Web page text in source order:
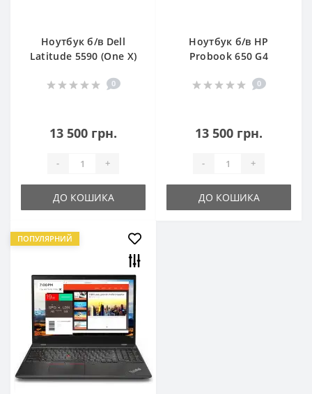
Ноутбук б/в Dell
Latitude 5590 (One X)
0
13 500 грн.
- +
ДО КОШИКА
Ноутбук б/в HP
Probook 650 G4
0
13 500 грн.
- +
ДО КОШИКА
ПОПУЛЯРНИЙ